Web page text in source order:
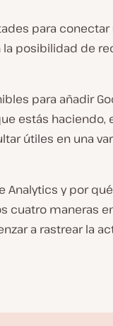
para conectar
la posibilidad de
para añadir
estás haciendo,
útiles en una
Analytics y por
cuatro maneras
a rastrear la